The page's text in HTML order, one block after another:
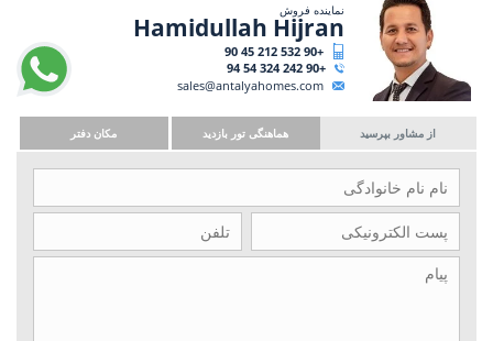
نماینده فروش
Hamidullah Hijran
+90 532 212 45 90
+90 242 324 54 94
sales@antalyahomes.com
از مشاور بپرسید هماهنگی تور بازدید مکان دفتر